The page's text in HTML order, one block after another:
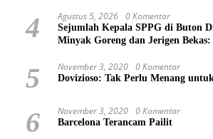
4 Agustus 5, 2026 0 Komentar
Sejumlah Kepala SPPG di Buton
Minyak Goreng dan Jerigen
5 November 3, 2020 0 Komentar
Dovizioso: Tak Perlu Menang
6 November 3, 2020 0 Komentar
Barcelona Terancam Pailit